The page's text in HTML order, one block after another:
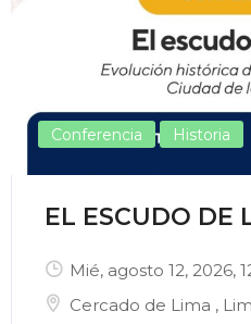
Enviar Correo
Conferencia Historia
EL ESCUDO DE
Mié, agosto 12, 2026,
Cercado de Lima ,